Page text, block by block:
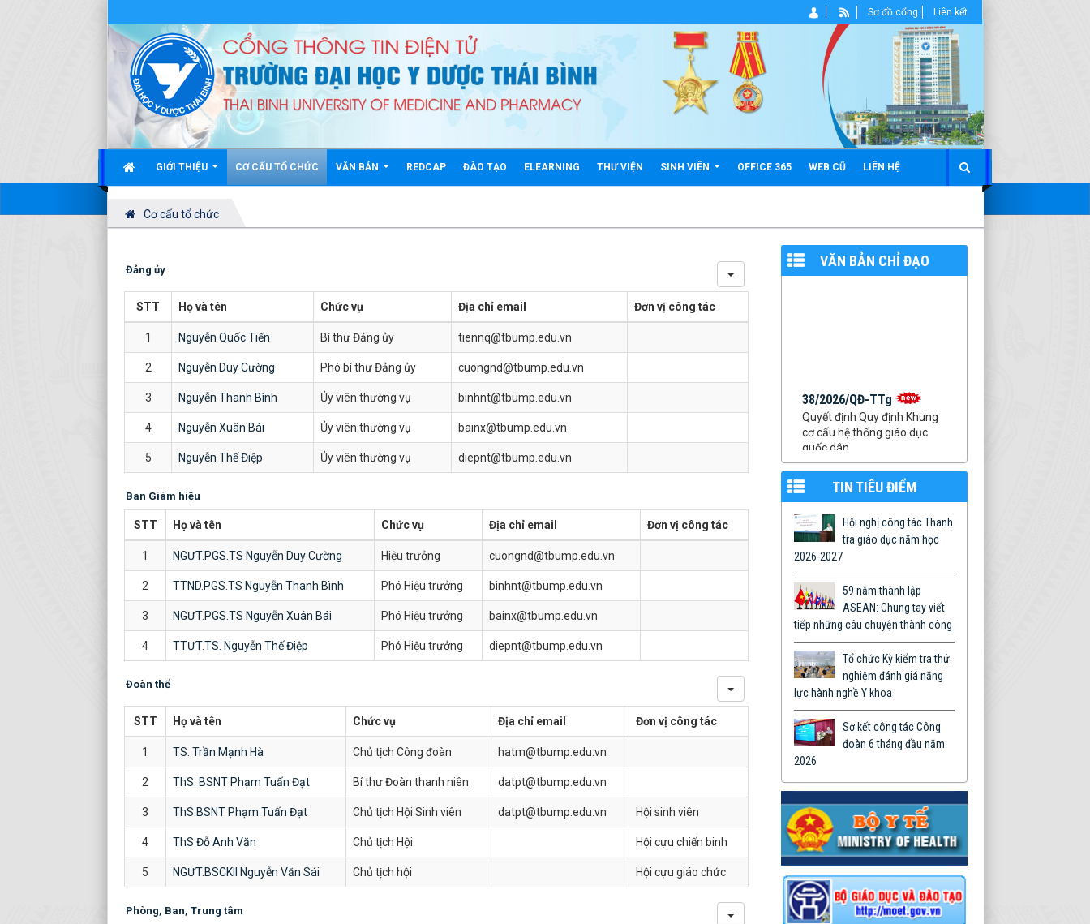
GIỚI THIỆU CƠ CẤU TỔ CHỨC VĂN BẢN REDCAP ĐÀO TẠO ELEARNING THƯ VIỆN SINH VIÊN OFFICE 365 WEB CŨ LIÊN HỆ
Sơ đồ cổng Liên kết
Cơ cấu tổ chức
Đảng ủy
STT Họ và tên Chức vụ Địa chỉ email Đơn vị công tác
1 Nguyễn Quốc Tiến Bí thư Đảng ủy tiennq@tbump.edu.vn
2 Nguyễn Duy Cường Phó bí thư Đảng ủy cuongnd@tbump.edu.vn
3 Nguyễn Thanh Bình Ủy viên thường vụ binhnt@tbump.edu.vn
4 Nguyễn Xuân Bái Ủy viên thường vụ bainx@tbump.edu.vn
5 Nguyễn Thế Điệp Ủy viên thường vụ diepnt@tbump.edu.vn
Ban Giám hiệu
STT Họ và tên Chức vụ Địa chỉ email Đơn vị công tác
1 NGƯT.PGS.TS Nguyễn Duy Cường Hiệu trưởng cuongnd@tbump.edu.vn
2 TTND.PGS.TS Nguyễn Thanh Bình Phó Hiệu trưởng binhnt@tbump.edu.vn
3 NGƯT.PGS.TS Nguyễn Xuân Bái Phó Hiệu trưởng bainx@tbump.edu.vn
4 TTƯT.TS. Nguyễn Thế Điệp Phó Hiệu trưởng diepnt@tbump.edu.vn
Đoàn thể
STT Họ và tên Chức vụ Địa chỉ email Đơn vị công tác
1 TS. Trần Mạnh Hà Chủ tịch Công đoàn hatm@tbump.edu.vn
2 ThS. BSNT Phạm Tuấn Đạt Bí thư Đoàn thanh niên datpt@tbump.edu.vn
3 ThS.BSNT Phạm Tuấn Đạt Chủ tịch Hội Sinh viên datpt@tbump.edu.vn Hội sinh viên
4 ThS Đỗ Anh Văn Chủ tịch Hội Hội cựu chiến binh
5 NGƯT.BSCKII Nguyễn Văn Sái Chủ tịch hội Hội cựu giáo chức
Phòng, Ban, Trung tâm
VĂN BẢN CHỈ ĐẠO
Quyết định Quy định Khung
cơ cấu hệ thống giáo dục
quốc dân
Thời gian đăng: 07/08/2026
lượt xem: 41 | lượt tải:41
788/QĐ-YDTB
Quy chế tuyển sinh trình độ
đại học năm 2026
Thời gian đăng: 05/05/2026
lượt xem: 1430 | lượt
tải:1001
99/TB-YDTB
Lịch tiếp công dân định kỳ
của Lãnh đạo Trường năm
2026
Thời gian đăng: 29/01/2026
lượt xem: 1130 | lượt tải:290
Văn kiện
Văn kiện Đại hội đại biểu
toàn quốc lần thứ XIV
Thời gian đăng: 12/03/2026
lượt xem: 1199 | lượt
01-CT/TW
Chỉ thị của Bộ chính trị về
nghiên cứu, học tập, quán
triệt, tuyên truyền và triển
khai thực hiện Nghị quyết
Đại hội đại biểu toàn quốc
lần thứ XIV của Đảng
TIN TIÊU ĐIỂM
Hội nghị công tác Thanh
tra giáo dục năm học
2026-2027
59 năm thành lập
ASEAN: Chung tay viết
tiếp những câu chuyện thành công
Tổ chức Kỳ kiểm tra thử
nghiệm đánh giá năng
lực hành nghề Y khoa
Sơ kết công tác Công
đoàn 6 tháng đầu năm
2026